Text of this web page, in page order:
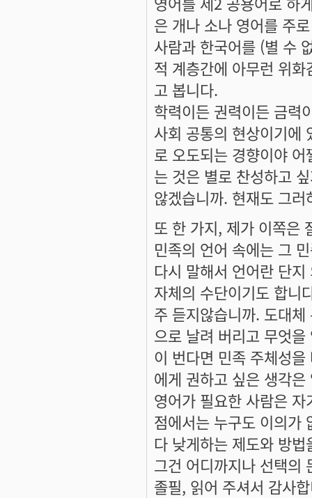
은 개나 소나 영어를 주
사람과 한국어를 (별 수
적 계층간에 아무런 위
고 봅니다.
학력이든 권력이든 금력
사회 공통의 현상이기에
로 오도되는 경향이야
는 것은 별로 찬성하고
않겠습니까. 현재도 그러
또 한 가지, 제가 이쪽은
민족의 언어 속에는 그
다시 말해서 언어란 단
자체의 수단이기도 합니
주 듣지않습니까. 도대
으로 날려 버리고 무엇
이 번다면 민족 주체성
에게 권하고 싶은 생각은
영어가 필요한 사람은
점에서는 누구도 이의가
다 낮게하는 제도와 방
그건 어디까지나 선택의
졸필, 읽어 주셔서 감사